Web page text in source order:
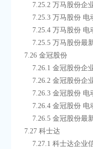
7.25.2 万马股份
7.25.3 万马
7.25.4 万马
7.25.5 万马股
    7.26 金冠股份
7.26.1 金冠股份
7.26.2 金冠股份
7.26.3 金冠
7.26.4 金冠
7.26.5 金冠股
    7.27 科士达
7.27.1 科士达企业